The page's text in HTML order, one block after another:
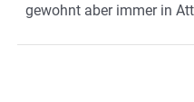
gewohnt aber immer in